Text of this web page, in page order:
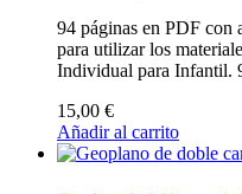
94 páginas en PDF con
para utilizar los
Individual para Infantil.
15,00 €
Añadir al carrito